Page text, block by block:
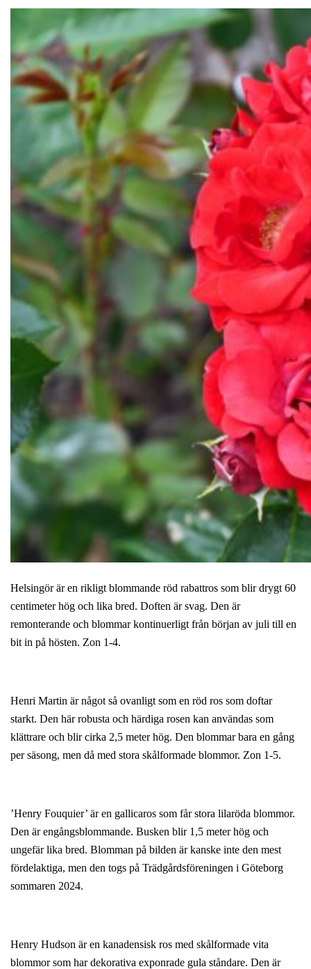
Helsingör är en rikligt blommande röd rabattros som blir drygt 60
centimeter hög och lika bred. Doften är svag. Den är
remonterande och blommar kontinuerligt från början av juli till en
bit in på hösten. Zon 1-4.
Henri Martin är något så ovanligt som en röd ros som doftar
starkt. Den här robusta och härdiga rosen kan användas som
klättrare och blir cirka 2,5 meter hög. Den blommar bara en gång
per säsong, men då med stora skålformade blommor. Zon 1-5.
’Henry Fouquier’ är en gallicaros som får stora lilaröda blommor.
Den är engångsblommande. Busken blir 1,5 meter hög och
ungefär lika bred. Blomman på bilden är kanske inte den mest
fördelaktiga, men den togs på Trädgårdsföreningen i Göteborg
sommaren 2024.
Henry Hudson är en kanadensisk ros med skålformade vita
blommor som har dekorativa exponrade gula ståndare. Den är